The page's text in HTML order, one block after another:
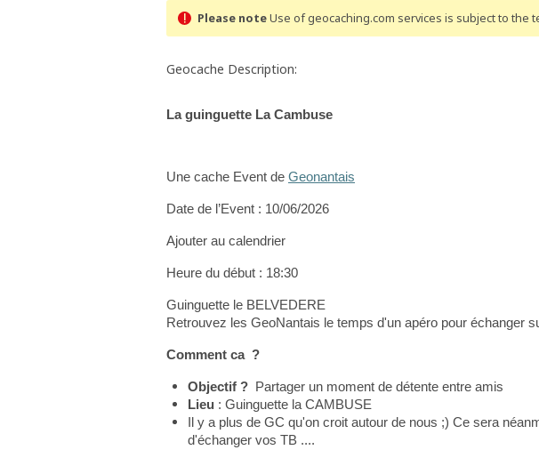
Please noteUse of geocaching.com services is subject to the
Geocache Description:
La guinguette La Cambuse
Une cache Event de Geonantais
Date de l’Event : 10/06/2026
Ajouter au calendrier
Heure du début : 18:30
Guinguette le BELVEDERE
Retrouvez les GeoNantais le temps d'un apéro pour échanger
Comment ca ?
Objectif ? Partager un moment de détente entre amis
Lieu : Guinguette la CAMBUSE
Il y a plus de GC qu'on croit autour de nous ;) Ce sera
d'échanger vos TB ....